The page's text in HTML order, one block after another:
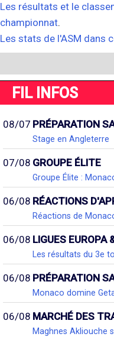
Les résultats et le
championnat.
Les stats de l'ASM dans
FIL INFOS
08/07 PRÉPARATION
Stage en Angleterre
07/08 GROUPE ÉLITE
Groupe Élite :
06/08 RÉACTIONS
Réactions de
06/08 LIGUES EUROPA
Les résultats du 3e
06/08 PRÉPARATION
Monaco domine
06/08 MARCHÉ DES
Maghnes Akliouche